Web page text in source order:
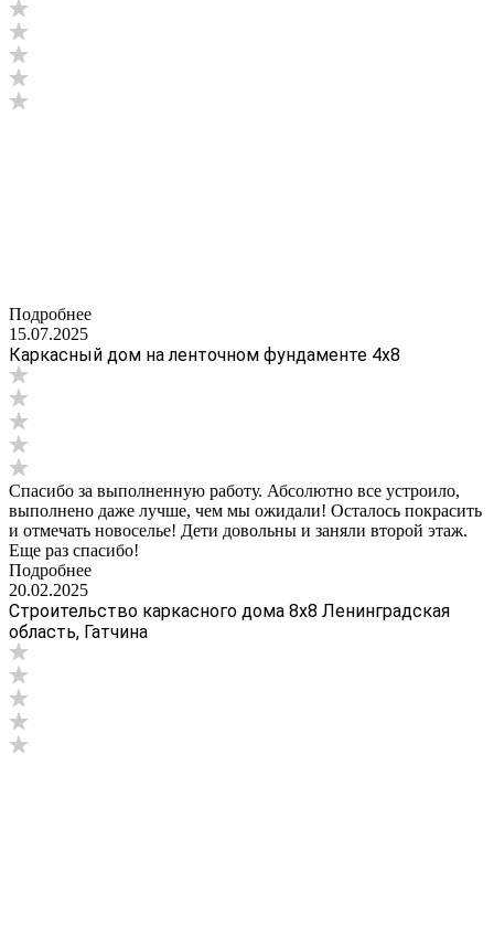
Подробнее
15.07.2025
Каркасный дом на ленточном фундаменте 4х8
Спасибо за выполненную работу. Абсолютно все устроило,
выполнено даже лучше, чем мы ожидали! Осталось покрасить
и отмечать новоселье! Дети довольны и заняли второй этаж.
Еще раз спасибо!
Подробнее
20.02.2025
Строительство каркасного дома 8х8 Ленинградская
область, Гатчина